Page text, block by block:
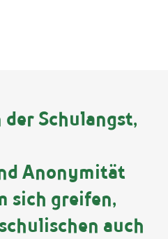
Schulangst,
Anonymität
sich greifen,
auch